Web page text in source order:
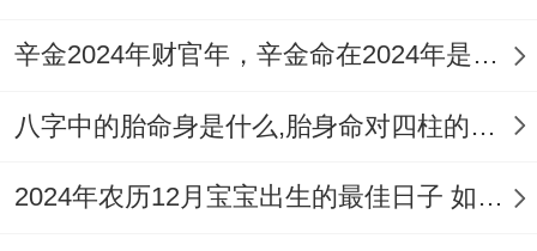
辛金2024年财官年，辛金命在2024年是财官年还是财印年
八字中的胎命身是什么,胎身命对四柱的影响
2024年农历12月宝宝出生的最佳日子 如何挑选适合的吉日